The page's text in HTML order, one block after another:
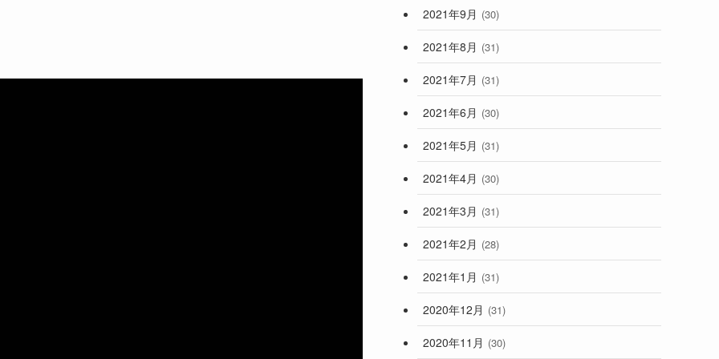
2021年9月 (30)
2021年8月 (31)
2021年7月 (31)
2021年6月 (30)
2021年5月 (31)
2021年4月 (30)
2021年3月 (31)
2021年2月 (28)
2021年1月 (31)
2020年12月 (31)
2020年11月 (30)